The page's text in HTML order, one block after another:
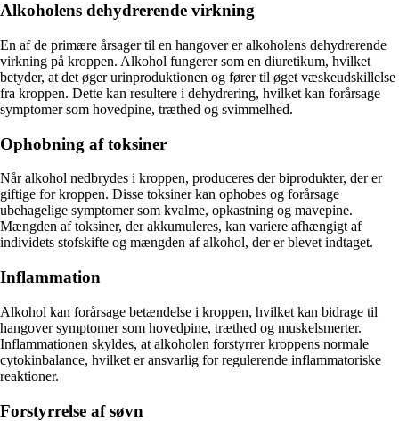
Alkoholens dehydrerende virkning
En af de primære årsager til en hangover er alkoholens dehydrerende
virkning på kroppen. Alkohol fungerer som en diuretikum, hvilket
betyder, at det øger urinproduktionen og fører til øget væskeudskillelse
fra kroppen. Dette kan resultere i dehydrering, hvilket kan forårsage
symptomer som hovedpine, træthed og svimmelhed.
Ophobning af toksiner
Når alkohol nedbrydes i kroppen, produceres der biprodukter, der er
giftige for kroppen. Disse toksiner kan ophobes og forårsage
ubehagelige symptomer som kvalme, opkastning og mavepine.
Mængden af toksiner, der akkumuleres, kan variere afhængigt af
individets stofskifte og mængden af alkohol, der er blevet indtaget.
Inflammation
Alkohol kan forårsage betændelse i kroppen, hvilket kan bidrage til
hangover symptomer som hovedpine, træthed og muskelsmerter.
Inflammationen skyldes, at alkoholen forstyrrer kroppens normale
cytokinbalance, hvilket er ansvarlig for regulerende inflammatoriske
reaktioner.
Forstyrrelse af søvn